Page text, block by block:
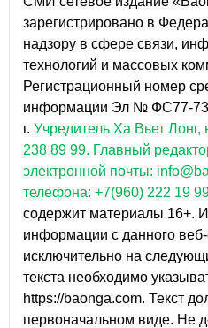
зарегистрировано в
надзору в сфере связи,
технологий и массовых
Регистрационный номер
информации Эл № ФС77-
г. Учредитель Ха Вьет
238 89 99. Главный
электронной почты:
телефона: +7(960) 222 19
содержит материалы 16+.
информации с данного
исключительно на
текста необходимо
https://baonga.com. Текст
первоначальном виде. Не